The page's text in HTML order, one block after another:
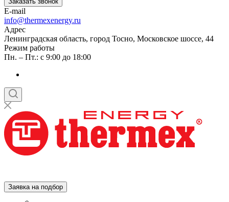
E-mail
info@thermexenergy.ru
Адрес
Ленинградская область, город Тосно, Московское шоссе, 44
Режим работы
Пн. – Пт.: с 9:00 до 18:00
Заявка на подбор